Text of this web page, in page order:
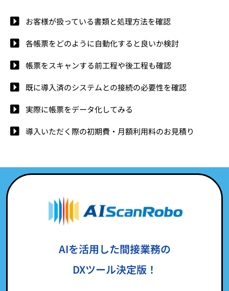
お客様が扱っている書類と処理方法を確認
各帳票をどのように自動化すると良いか検討
帳票をスキャンする前工程や後工程も確認
既に導入済のシステムとの接続の必要性を確認
実際に帳票をデータ化してみる
導入いただく際の初期費・月額利用料のお見積り
AIを活用した間接業務の
DXツール決定版！